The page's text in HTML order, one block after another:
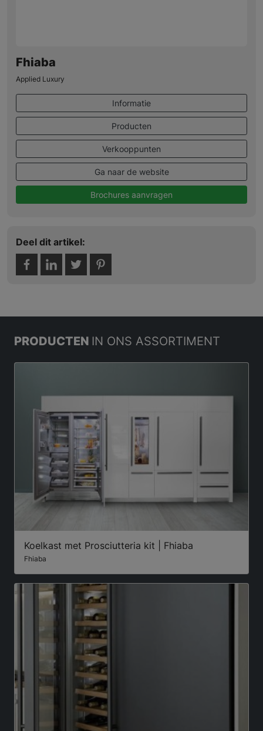
Fhiaba
Applied Luxury
Informatie
Producten
Verkooppunten
Ga naar de website
Brochures aanvragen
Deel dit artikel:
PRODUCTEN IN ONS ASSORTIMENT
Koelkast met Prosciutteria kit | Fhiaba
Fhiaba